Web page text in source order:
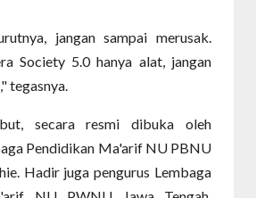
jangan sampai merusak.
Society 5.0 hanya alat, jangan
tegasnya.
secara resmi dibuka oleh
Pendidikan Ma'arif NU PBNU
Hadir juga pengurus Lembaga